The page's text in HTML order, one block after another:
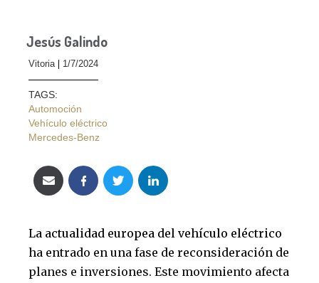
Jesús Galindo
Vitoria 1/7/2024
TAGS:
Automoción
Vehículo eléctrico
Mercedes-Benz
La actualidad europea del vehículo eléctrico
ha entrado en una fase de reconsideración de
planes e inversiones. Este movimiento afecta